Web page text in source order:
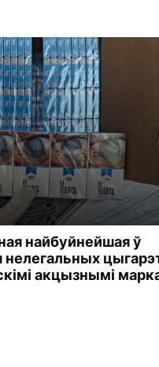
найбуйнейшая ў
акцызнымі